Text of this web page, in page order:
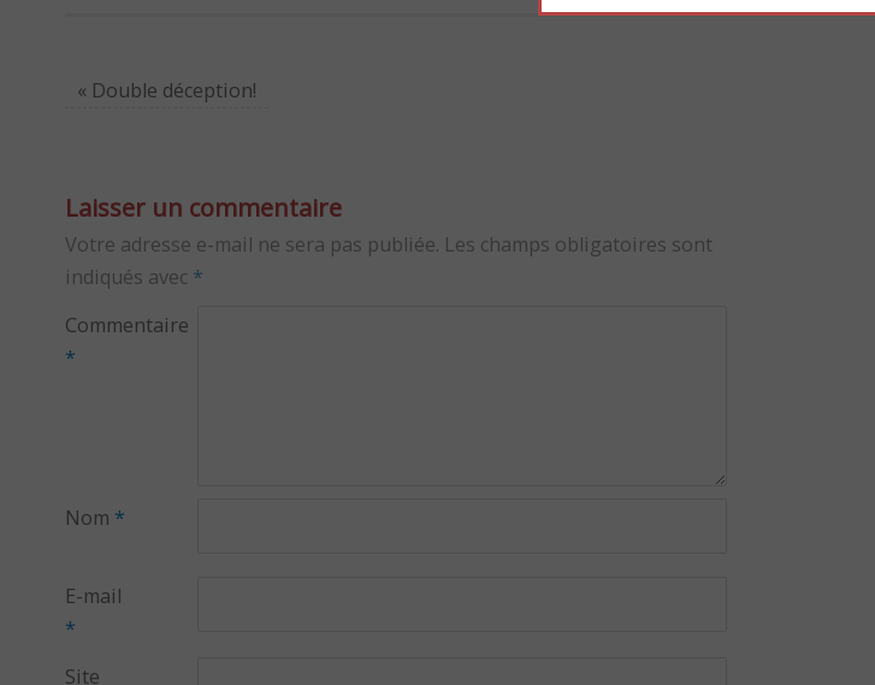
« Double déception!
Laisser un commentaire
Votre adresse e-mail ne sera pas publiée. Les champs obligatoires sont
indiqués avec *
Commentaire
*
Nom *
E-mail
*
Site